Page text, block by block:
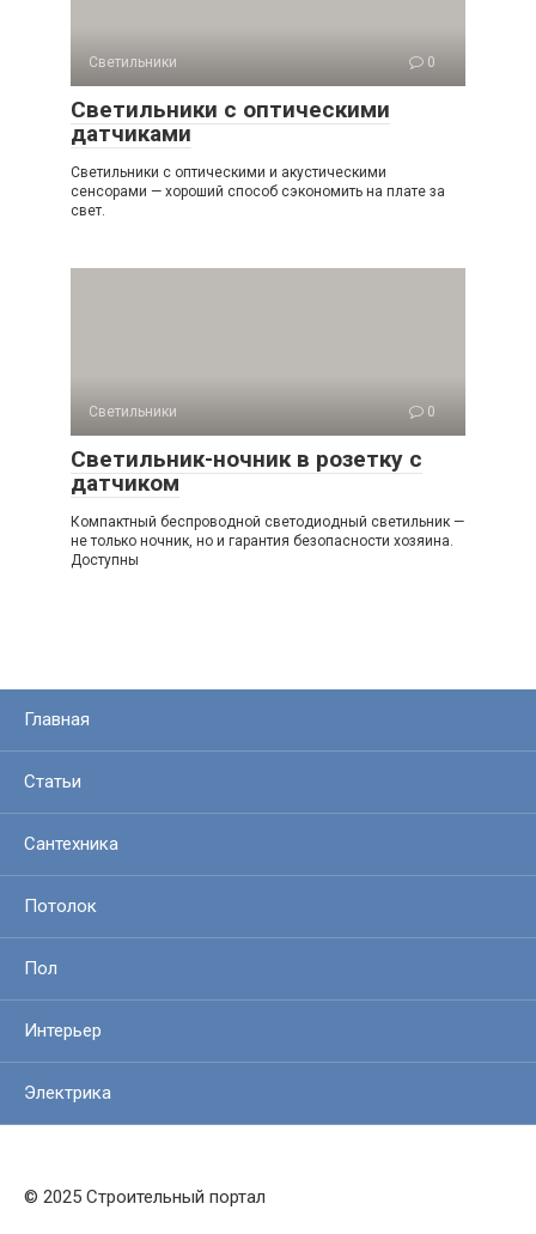
Светильники 0
Светильники с оптическими
датчиками
Светильники с оптическими и акустическими
сенсорами — хороший способ сэкономить на плате за
свет.
Светильники 0
Светильник-ночник в розетку с
датчиком
Компактный беспроводной светодиодный светильник —
не только ночник, но и гарантия безопасности хозяина.
Доступны
Главная
Статьи
Сантехника
Потолок
Пол
Интерьер
Электрика
© 2025 Строительный портал